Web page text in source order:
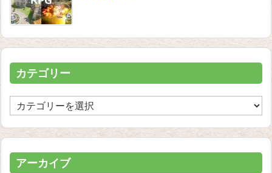
カテゴリー
カ
テ
ゴ
リ
ー
アーカイブ